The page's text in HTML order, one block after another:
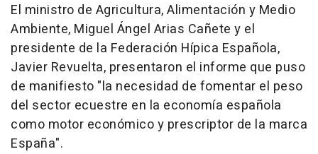
El ministro de Agricultura, Alimentación y Medio
Ambiente, Miguel Ángel Arias Cañete y el
presidente de la Federación Hípica Española,
Javier Revuelta, presentaron el informe que puso
de manifiesto "la necesidad de fomentar el peso
del sector ecuestre en la economía española
como motor económico y prescriptor de la marca
España".